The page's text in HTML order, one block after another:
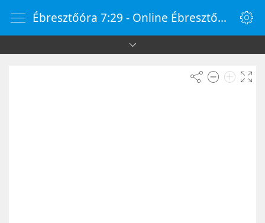
Ébresztőóra 7:29 - Online Ébresztőóra